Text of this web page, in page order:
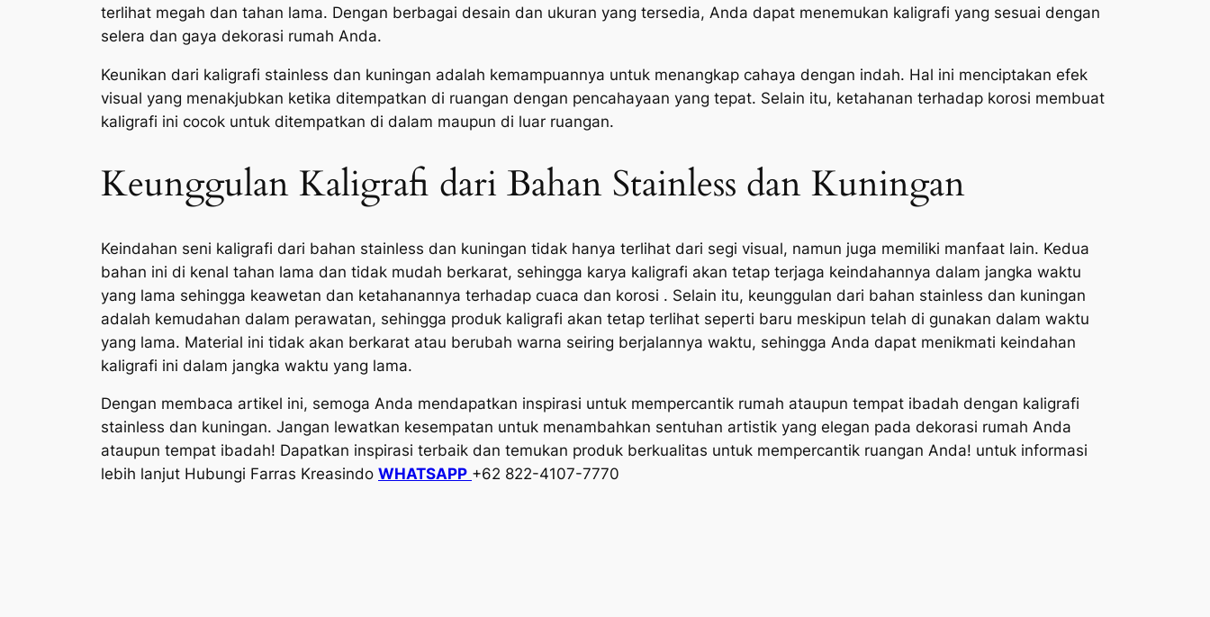
terlihat megah dan tahan lama. Dengan berbagai desain dan ukuran yang tersedia, Anda dapat menemukan kaligrafi yang sesuai dengan
selera dan gaya dekorasi rumah Anda.
Keunikan dari kaligrafi stainless dan kuningan adalah kemampuannya untuk menangkap cahaya dengan indah. Hal ini menciptakan efek
visual yang menakjubkan ketika ditempatkan di ruangan dengan pencahayaan yang tepat. Selain itu, ketahanan terhadap korosi membuat
kaligrafi ini cocok untuk ditempatkan di dalam maupun di luar ruangan.
Keunggulan Kaligrafi dari Bahan Stainless dan Kuningan
Keindahan seni kaligrafi dari bahan stainless dan kuningan tidak hanya terlihat dari segi visual, namun juga memiliki manfaat lain. Kedua
bahan ini di kenal tahan lama dan tidak mudah berkarat, sehingga karya kaligrafi akan tetap terjaga keindahannya dalam jangka waktu
yang lama sehingga keawetan dan ketahanannya terhadap cuaca dan korosi . Selain itu, keunggulan dari bahan stainless dan kuningan
adalah kemudahan dalam perawatan, sehingga produk kaligrafi akan tetap terlihat seperti baru meskipun telah di gunakan dalam waktu
yang lama. Material ini tidak akan berkarat atau berubah warna seiring berjalannya waktu, sehingga Anda dapat menikmati keindahan
kaligrafi ini dalam jangka waktu yang lama.
Dengan membaca artikel ini, semoga Anda mendapatkan inspirasi untuk mempercantik rumah ataupun tempat ibadah dengan kaligrafi
stainless dan kuningan. Jangan lewatkan kesempatan untuk menambahkan sentuhan artistik yang elegan pada dekorasi rumah Anda
ataupun tempat ibadah! Dapatkan inspirasi terbaik dan temukan produk berkualitas untuk mempercantik ruangan Anda! untuk informasi
lebih lanjut Hubungi Farras Kreasindo WHATSAPP +62 822-4107-7770